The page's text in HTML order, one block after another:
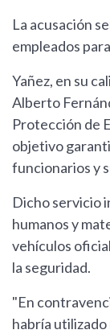
La acusación
empleados
Yañez, en su
Alberto
Protección de
objetivo
funcionarios y
Dicho servicio
humanos y
vehículos
la seguridad.
"En
habría